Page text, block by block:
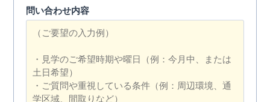
問い合わせ内容